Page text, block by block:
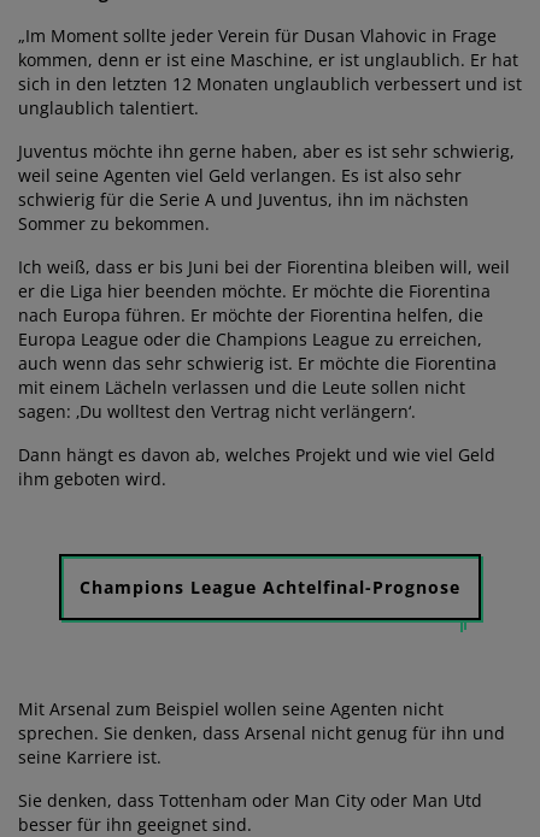
„Im Moment sollte jeder Verein für Dusan Vlahovic in Frage
kommen, denn er ist eine Maschine, er ist unglaublich. Er hat
sich in den letzten 12 Monaten unglaublich verbessert und ist
unglaublich talentiert.
Juventus möchte ihn gerne haben, aber es ist sehr schwierig,
weil seine Agenten viel Geld verlangen. Es ist also sehr
schwierig für die Serie A und Juventus, ihn im nächsten
Sommer zu bekommen.
Ich weiß, dass er bis Juni bei der Fiorentina bleiben will, weil
er die Liga hier beenden möchte. Er möchte die Fiorentina
nach Europa führen. Er möchte der Fiorentina helfen, die
Europa League oder die Champions League zu erreichen,
auch wenn das sehr schwierig ist. Er möchte die Fiorentina
mit einem Lächeln verlassen und die Leute sollen nicht
sagen: ‚Du wolltest den Vertrag nicht verlängern‘.
Dann hängt es davon ab, welches Projekt und wie viel Geld
ihm geboten wird.
Champions League Achtelfinal-Prognose
Mit Arsenal zum Beispiel wollen seine Agenten nicht
sprechen. Sie denken, dass Arsenal nicht genug für ihn und
seine Karriere ist.
Sie denken, dass Tottenham oder Man City oder Man Utd
besser für ihn geeignet sind.